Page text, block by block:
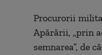
Procurorii
Apărării, „prin
semnarea”, de